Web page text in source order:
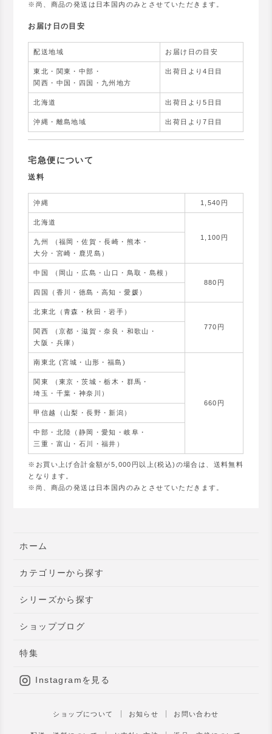
※尚、商品の発送は日本国内のみとさせていただきます。
お届け日の目安
配送地域 お届け日の目安
東北・関東・中部・
関西・中国・四国・九州地方
出荷日より4日目
北海道 出荷日より5日目
沖縄・離島地域 出荷日より7日目
宅急便について
送料
沖縄 1,540円
北海道
1,100円
九州 （福岡・佐賀・長崎・熊本・
大分・宮崎・鹿児島）
中国 （岡山・広島・山口・鳥取・島根）
880円
四国（香川・徳島・高知・愛媛）
北東北（青森・秋田・岩手）
770円
関西 （京都・滋賀・奈良・和歌山・
大阪・兵庫）
南東北 (宮城・山形・福島)
660円
関東 （東京・茨城・栃木・群馬・
埼玉・千葉・神奈川）
甲信越（山梨・長野・新潟）
中部・北陸（静岡・愛知・岐阜・
三重・富山・石川・福井）
※お買い上げ合計金額が5,000円以上(税込)の場合は、送料無料
となります。
※尚、商品の発送は日本国内のみとさせていただきます。
ホーム
カテゴリーから探す
シリーズから探す
ショップブログ
特集
Instagramを見る
ショップについて お知らせ お問い合わせ